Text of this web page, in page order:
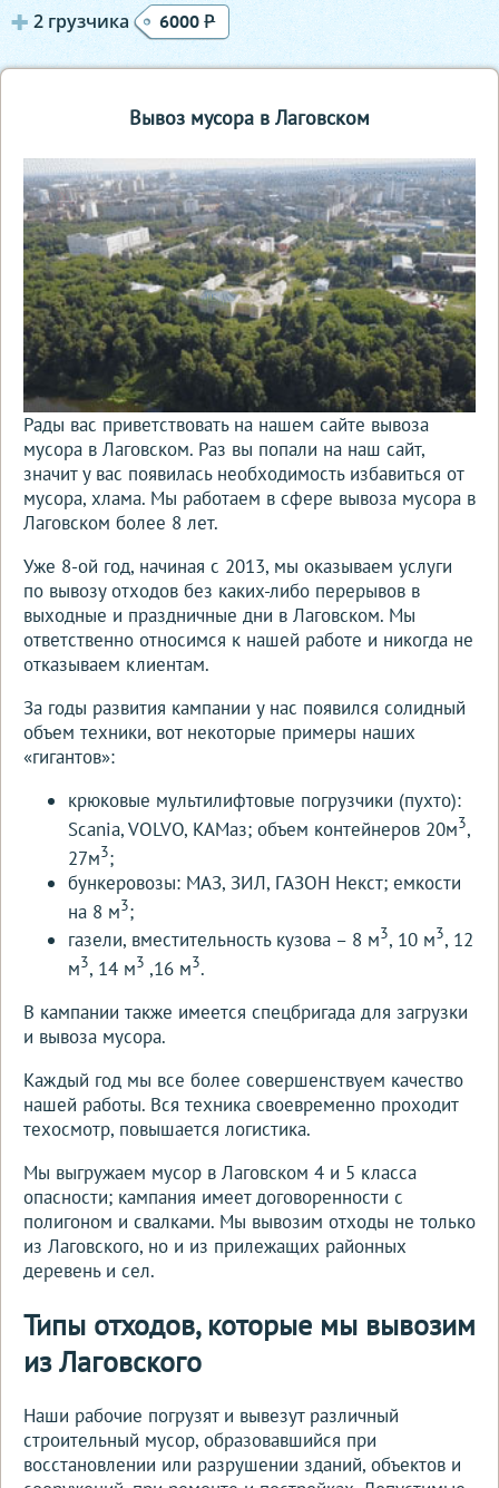
2 грузчика 6000Р
Вывоз мусора в Лаговском
Рады вас приветствовать на нашем сайте вывоза
мусора в Лаговском. Раз вы попали на наш сайт,
значит у вас появилась необходимость избавиться от
мусора, хлама. Мы работаем в сфере вывоза мусора в
Лаговском более 8 лет.
Уже 8-ой год, начиная с 2013, мы оказываем услуги
по вывозу отходов без каких-либо перерывов в
выходные и праздничные дни в Лаговском. Мы
ответственно относимся к нашей работе и никогда не
отказываем клиентам.
За годы развития кампании у нас появился солидный
объем техники, вот некоторые примеры наших
«гигантов»:
крюковые мультилифтовые погрузчики (пухто):
Scania, VOLVO, КАМаз; объем контейнеров 20м3,
27м3;
бункеровозы: МАЗ, ЗИЛ, ГАЗОН Некст; емкости
на 8 м3;
газели, вместительность кузова – 8 м3, 10 м3, 12
м3, 14 м3 ,16 м3.
В кампании также имеется спецбригада для загрузки
и вывоза мусора.
Каждый год мы все более совершенствуем качество
нашей работы. Вся техника своевременно проходит
техосмотр, повышается логистика.
Мы выгружаем мусор в Лаговском 4 и 5 класса
опасности; кампания имеет договоренности с
полигоном и свалками. Мы вывозим отходы не только
из Лаговского, но и из прилежащих районных
деревень и сел.
Типы отходов, которые мы вывозим
из Лаговского
Наши рабочие погрузят и вывезут различный
строительный мусор, образовавшийся при
восстановлении или разрушении зданий, объектов и